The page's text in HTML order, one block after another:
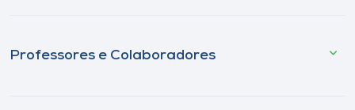
Professores e Colaboradores